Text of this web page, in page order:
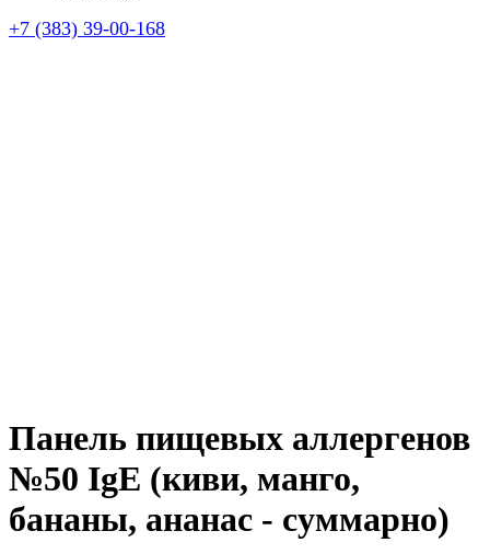
+7 (383) 39-00-168
Панель пищевых аллергенов
№50 IgE (киви, манго,
бананы, ананас - суммарно)